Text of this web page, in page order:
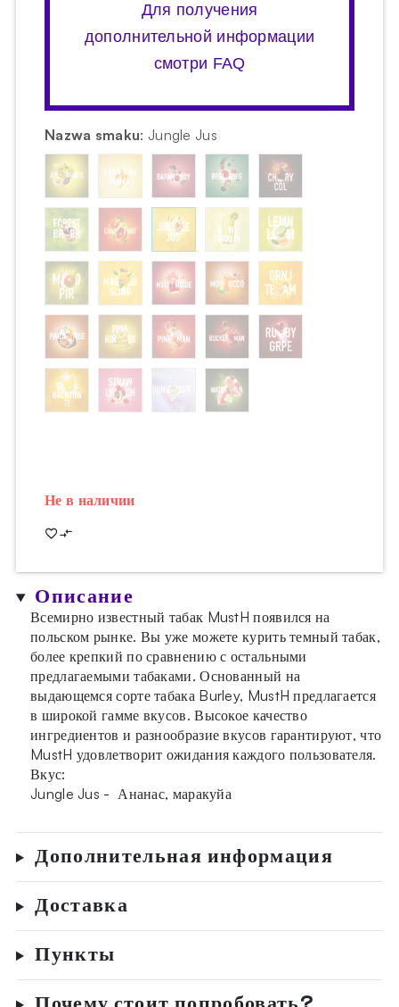
Для получения
дополнительной информации
смотри FAQ
Nazwa smaku: Jungle Jus
Не в наличии
Описание
Всемирно известный табак MustH появился на
польском рынке. Вы уже можете курить темный табак,
более крепкий по сравнению с остальными
предлагаемыми табаками. Основанный на
выдающемся сорте табака Burley, MustH предлагается
в широкой гамме вкусов. Высокое качество
ингредиентов и разнообразие вкусов гарантируют, что
MustH удовлетворит ожидания каждого пользователя.
Вкус:
Jungle Jus - Ананас, маракуйа
Дополнительная информация
Доставка
Пункты